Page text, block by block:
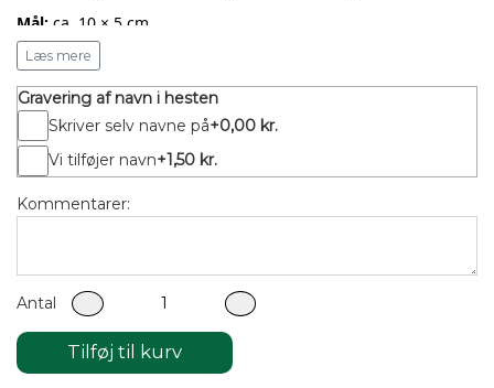
Mål: ca. 10 × 5 cm
Tykkelse:3 mm
Materiale:Fineret Biketræ
Sådan bestiller du
Vælg antal
Vælg det antal bordkort, du ønsker.
Vælg om du ønsker gravering af navne
Indsend navneliste
Hvis du ønsker gravering af navne på hestene, uploades
en navneliste i et separat dokument, når ordren er
gennemført.
Læs mere
Gravering af navn i hesten
Skriver selv navne på+0,00 kr.
Vi tilføjer navn+1,50 kr.
Kommentarer:
Antal
Tilføj til kurv